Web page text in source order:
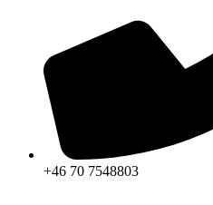
+46 70 7548803